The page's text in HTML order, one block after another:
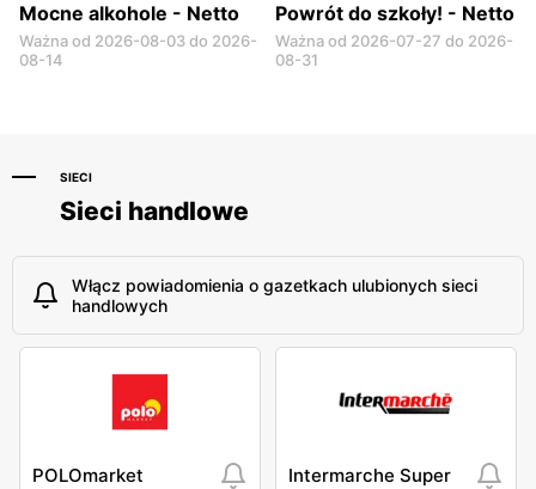
Mocne alkohole - Netto
Ważna od 2026-08-03 do 2026-
08-14
Powrót do szkoły! - Netto
Ważna od 2026-07-27 do 2026-
08-31
SIECI
Sieci handlowe
Włącz powiadomienia o gazetkach ulubionych sieci
handlowych
POLOmarket Intermarche Super